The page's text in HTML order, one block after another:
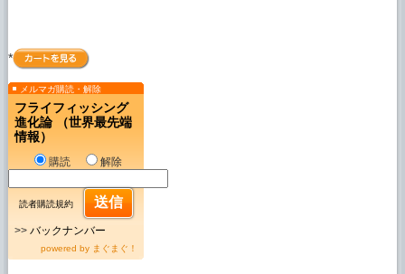
*
メルマガ購読・解除
フライフィッシング
進化論 （世界最先端
情報）
購読 解除
読者購読規約
>> バックナンバー
powered by まぐまぐ！